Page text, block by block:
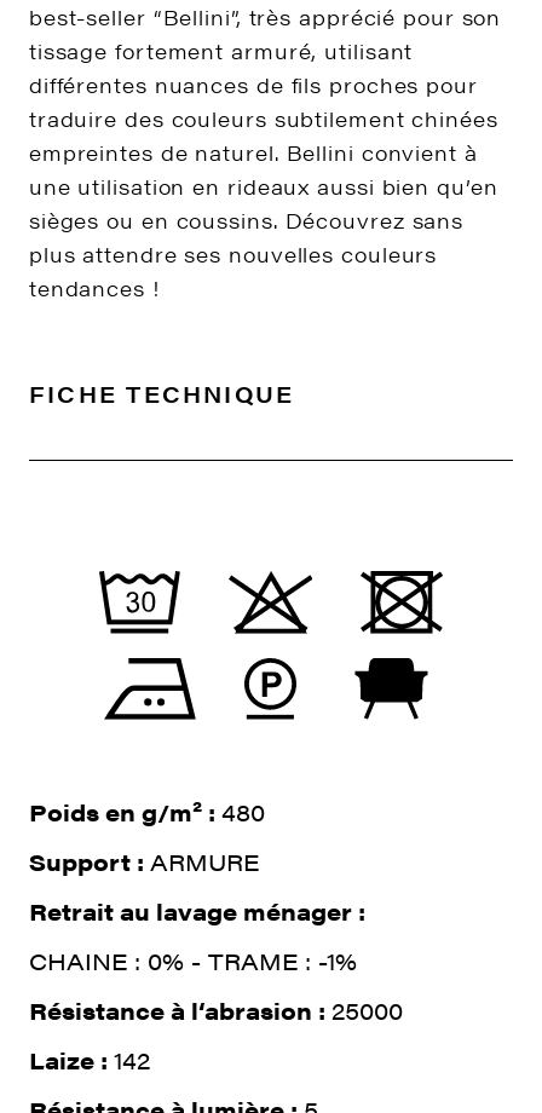
best-seller “Bellini”, très apprécié pour son
tissage fortement armuré, utilisant
différentes nuances de fils proches pour
traduire des couleurs subtilement chinées
empreintes de naturel. Bellini convient à
une utilisation en rideaux aussi bien qu’en
sièges ou en coussins. Découvrez sans
plus attendre ses nouvelles couleurs
tendances !
FICHE TECHNIQUE
Poids en g/m² : 480
Support : ARMURE
Retrait au lavage ménager :
CHAINE : 0% - TRAME : -1%
Résistance à l‘abrasion : 25000
Laize : 142